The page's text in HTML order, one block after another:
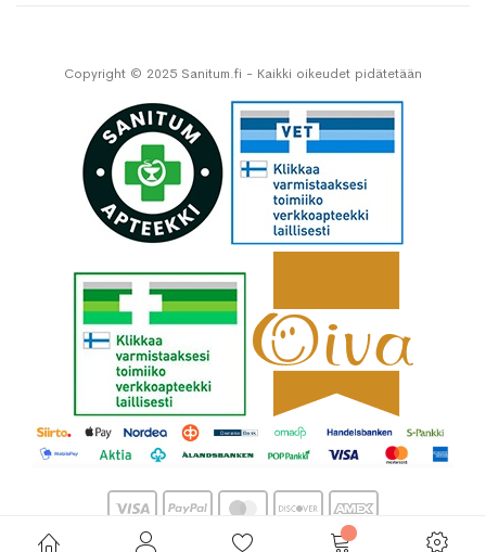
Copyright © 2025 Sanitum.fi - Kaikki oikeudet pidätetään